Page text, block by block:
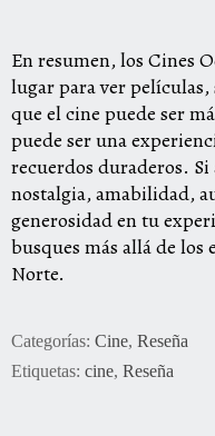
En resumen, los Cines
lugar para ver
que el cine puede ser
puede ser una
recuerdos duraderos. Si
nostalgia, amabilidad,
generosidad en tu
busques más allá de los
Norte.
Categorías: Cine, Reseña
Etiquetas: cine, Reseña